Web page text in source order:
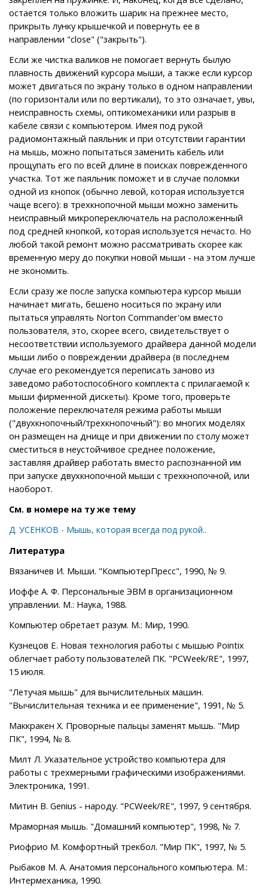
остается только вложить шарик на прежнее место,
прикрыть лунку крышечкой и повернуть ее в
направлении "close" ("закрыть").
Если же чистка валиков не помогает вернуть былую
плавность движений курсора мыши, а также если курсор
может двигаться по экрану только в одном направлении
(по горизонтали или по вертикали), то это означает, увы,
неисправность схемы, оптикомеханики или разрыв в
кабеле связи с компьютером. Имея под рукой
радиомонтажный паяльник и при отсутствии гарантии
на мышь, можно попытаться заменить кабель или
прощупать его по всей длине в поисках поврежденного
участка. Тот же паяльник поможет и в случае поломки
одной из кнопок (обычно левой, которая используется
чаще всего): в трехкнопочной мыши можно заменить
неисправный микропереключатель на расположенный
под средней кнопкой, которая используется нечасто. Но
любой такой ремонт можно рассматривать скорее как
временную меру до покупки новой мыши - на этом лучше
не экономить.
Если сразу же после запуска компьютера курсор мыши
начинает мигать, бешено носиться по экрану или
пытаться управлять Norton Commander'ом вместо
пользователя, это, скорее всего, свидетельствует о
несоответствии используемого драйвера данной модели
мыши либо о повреждении драйвера (в последнем
случае его рекомендуется переписать заново из
заведомо работоспособного комплекта с прилагаемой к
мыши фирменной дискеты). Кроме того, проверьте
положение переключателя режима работы мыши
("двухкнопочный/трехкнопочный"): во многих моделях
он размещен на днище и при движении по столу может
сместиться в неустойчивое среднее положение,
заставляя драйвер работать вместо распознанной им
при запуске двухкнопочной мыши с трехкнопочной, или
наоборот.
См. в номере на ту же тему
Д. УСЕНКОВ - Мышь, которая всегда под рукой..
Литература
Вязаничев И. Мыши. "КомпьютерПресс", 1990, № 9.
Иоффе А. Ф. Персональные ЭВМ в организационном
управлении. М.: Наука, 1988.
Компьютер обретает разум. М.: Мир, 1990.
Кузнецов Е. Новая технология работы с мышью Pointix
облегчает работу пользователей ПК. "PCWeek/RE", 1997,
15 июля.
"Летучая мышь" для вычислительных машин.
"Вычислительная техника и ее применение", 1991, № 5.
Маккракен Х. Проворные пальцы заменят мышь. "Мир
ПК", 1994, № 8.
Милт Л. Указательное устройство компьютера для
работы с трехмерными графическими изображениями.
Электроника, 1991.
Митин В. Genius - народу. "PCWeek/RE", 1997, 9 сентября.
Мраморная мышь. "Домашний компьютер", 1998, № 7.
Риофрио М. Комфортный трекбол. "Мир ПК", 1997, № 5.
Рыбаков М. А. Анатомия персонального компьютера. М.:
Интермеханика, 1990.